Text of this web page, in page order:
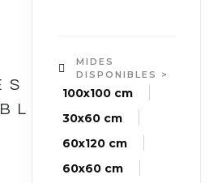
MIDES
DISPONIBLES >
100x100 cm
30x60 cm
60x120 cm
60x60 cm